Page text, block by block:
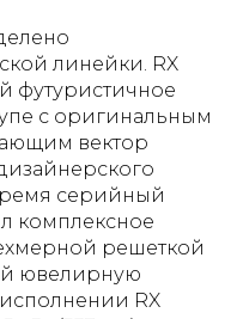
линейки. RX
футуристичное
с оригинальным
вектор
серийный
комплексное
решеткой
ювелирную
RX